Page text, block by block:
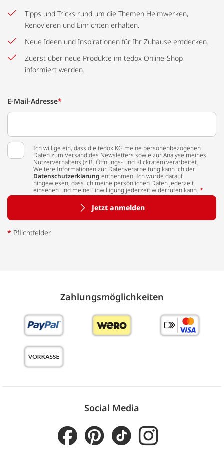
Tipps und Tricks rund um die Themen Heimwerken,
Renovieren und Einrichten erhalten.
Neue Ideen und Inspirationen für Ihr Zuhause entdecken.
Zuerst über neue Produkte im tedox Online-Shop
informiert werden.
E-Mail-Adresse*
Ich willige ein, dass die tedox KG meine personenbezogenen
Daten zum Versand des Newsletters sowie zur Analyse meines
Nutzerverhaltens (z.B. Öffnungs- und Klickraten) verarbeitet.
Weitere Informationen zur Datenverarbeitung kann ich der
Datenschutzerklärung entnehmen. Ich wurde darauf
hingewiesen, dass ich meine persönlichen Daten jederzeit
einsehen und meine Einwilligung jederzeit widerrufen kann. *
Jetzt anmelden
* Pflichtfelder
Zahlungs­möglich­keiten
Social Media